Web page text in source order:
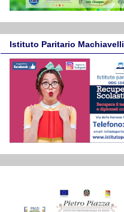
Istituto Paritario Machiavelli